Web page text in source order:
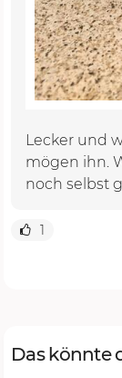
Lecker und
mögen ihn.
noch selbst
1
Das könnte